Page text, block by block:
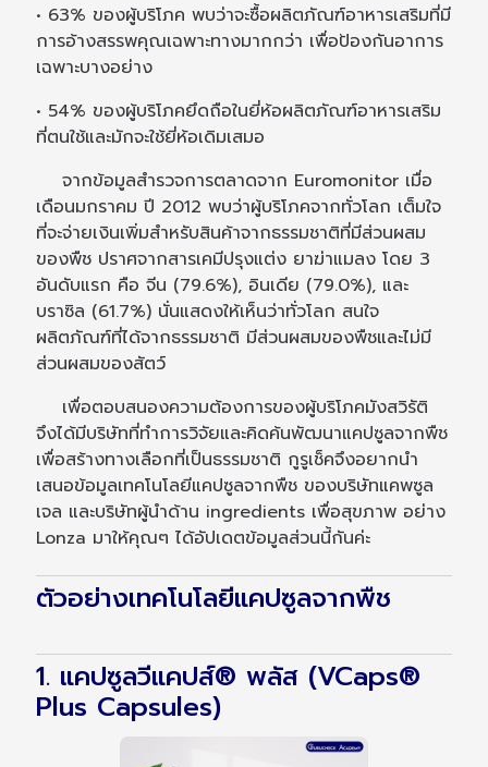
• 63% ของผู้บริโภค พบว่าจะซื้อผลิตภัณฑ์อาหารเสริมที่มี
การอ้างสรรพคุณเฉพาะทางมากกว่า เพื่อป้องกันอาการ
เฉพาะบางอย่าง
• 54% ของผู้บริโภคยึดถือในยี่ห้อผลิตภัณฑ์อาหารเสริม
ที่ตนใช้และมักจะใช้ยี่ห้อเดิมเสมอ
จากข้อมูลสำรวจการตลาดจาก Euromonitor เมื่อ
เดือนมกราคม ปี 2012 พบว่าผู้บริโภคจากทั่วโลก เต็มใจ
ที่จะจ่ายเงินเพิ่มสำหรับสินค้าจากธรรมชาติที่มีส่วนผสม
ของพืช ปราศจากสารเคมีปรุงแต่ง ยาฆ่าแมลง โดย 3
อันดับแรก คือ จีน (79.6%), อินเดีย (79.0%), และ
บราซิล (61.7%) นั่นแสดงให้เห็นว่าทั่วโลก สนใจ
ผลิตภัณฑ์ที่ได้จากธรรมชาติ มีส่วนผสมของพืชและไม่มี
ส่วนผสมของสัตว์
เพื่อตอบสนองความต้องการของผู้บริโภคมังสวิรัติ
จึงได้มีบริษัทที่ทำการวิจัยและคิดค้นพัฒนาแคปซูลจากพืช
เพื่อสร้างทางเลือกที่เป็นธรรมชาติ กูรูเช็คจึงอยากนำ
เสนอข้อมูลเทคโนโลยีแคปซูลจากพืช ของบริษัทแคพซูล
เจล และบริษัทผู้นำด้าน ingredients เพื่อสุขภาพ อย่าง
Lonza มาให้คุณๆ ได้อัปเดตข้อมูลส่วนนี้กันค่ะ
ตัวอย่างเทคโนโลยีแคปซูลจากพืช
1. แคปซูลวีแคปส์® พลัส (VCaps®
Plus Capsules)